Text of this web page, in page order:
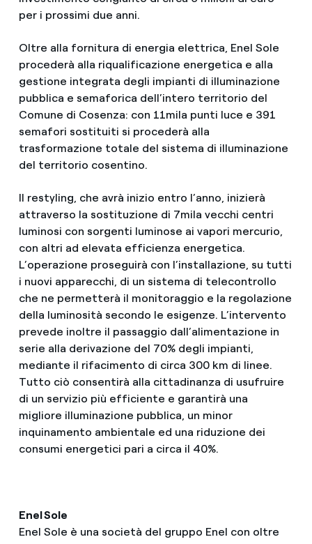
per i prossimi due anni.
Oltre alla fornitura di energia elettrica, Enel Sole
procederà alla riqualificazione energetica e alla
gestione integrata degli impianti di illuminazione
pubblica e semaforica dell’intero territorio del
Comune di Cosenza: con 11mila punti luce e 391
semafori sostituiti si procederà alla
trasformazione totale del sistema di illuminazione
del territorio cosentino.
Il restyling, che avrà inizio entro l’anno, inizierà
attraverso la sostituzione di 7mila vecchi centri
luminosi con sorgenti luminose ai vapori mercurio,
con altri ad elevata efficienza energetica.
L’operazione proseguirà con l’installazione, su tutti
i nuovi apparecchi, di un sistema di telecontrollo
che ne permetterà il monitoraggio e la regolazione
della luminosità secondo le esigenze. L’intervento
prevede inoltre il passaggio dall’alimentazione in
serie alla derivazione del 70% degli impianti,
mediante il rifacimento di circa 300 km di linee.
Tutto ciò consentirà alla cittadinanza di usufruire
di un servizio più efficiente e garantirà una
migliore illuminazione pubblica, un minor
inquinamento ambientale ed una riduzione dei
consumi energetici pari a circa il 40%.
Enel Sole
Enel Sole è una società del gruppo Enel con oltre